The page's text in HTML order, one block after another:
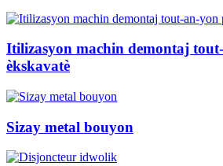
Itilizasyon machin demontaj
èkskavatè
Sizay metal bouyon